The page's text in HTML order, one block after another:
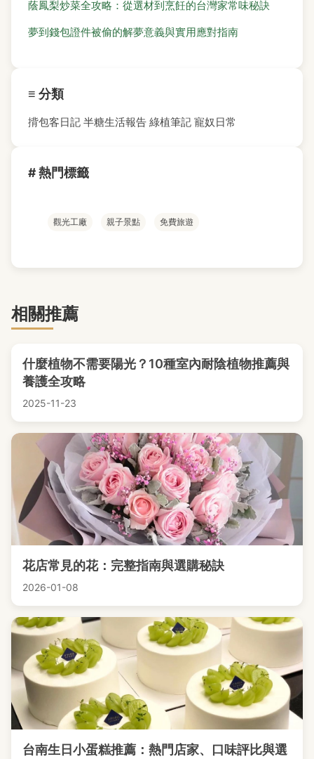
蔭鳳梨炒菜全攻略：從選材到烹飪的台灣家常味秘訣
夢到錢包證件被偷的解夢意義與實用應對指南
≡ 分類
揹包客日記 半糖生活報告 綠植筆記 寵奴日常
# 熱門標籤
觀光工廠 親子景點 免費旅遊
相關推薦
什麼植物不需要陽光？10種室內耐陰植物推薦與
養護全攻略
2025-11-23
花店常見的花：完整指南與選購秘訣
2026-01-08
台南生日小蛋糕推薦：熱門店家、口味評比與選